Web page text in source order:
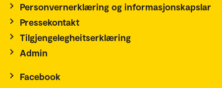
Personvernerklæring og informasjonskapslar
Pressekontakt
Tilgjengelegheitserklæring
Admin
Facebook